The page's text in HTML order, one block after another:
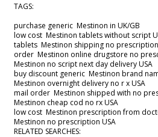
TAGS:
purchase generic Mestinon in UK/GB
low cost Mestinon tablets without script
tablets Mestinon shipping no prescription
order Mestinon online drugstore no
Mestinon no script next day delivery USA
buy discount generic Mestinon brand
Mestinon overnight delivery no r x USA
mail order Mestinon shipped with no
Mestinon cheap cod no rx USA
low cost Mestinon prescription from
Mestinon no prescription USA
RELATED SEARCHES: